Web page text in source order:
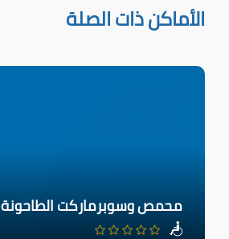
الأماكن ذات الصلة
محمص وسوبرماركت الطاحونة